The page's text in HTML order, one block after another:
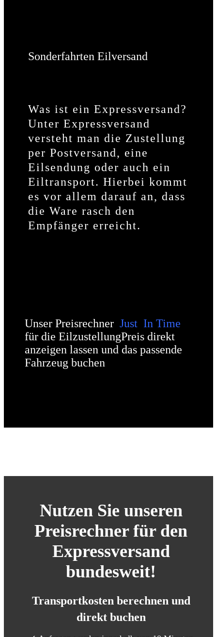
Sonderfahrten Eilversand
Was ist ein Expressversand?
Unter Expressversand
versteht man die Zustellung
per Postversand, eine
Eilsendung oder auch ein
Eiltransport. Hierbei kommt
es vor allem darauf an, dass
die Ware rasch den
Empfänger erreicht.
Unser Preisrechner Just In Time
für die EilzustellungPreis direkt
anzeigen lassen und das passende
Fahrzeug buchen
Nutzen Sie unseren
Preisrechner für den
Expressversand
bundesweit!
Transportkosten berechnen und
direkt buchen